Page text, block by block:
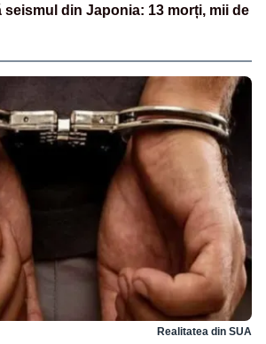
seismul din Japonia: 13 morți, mii de
Realitatea din SUA